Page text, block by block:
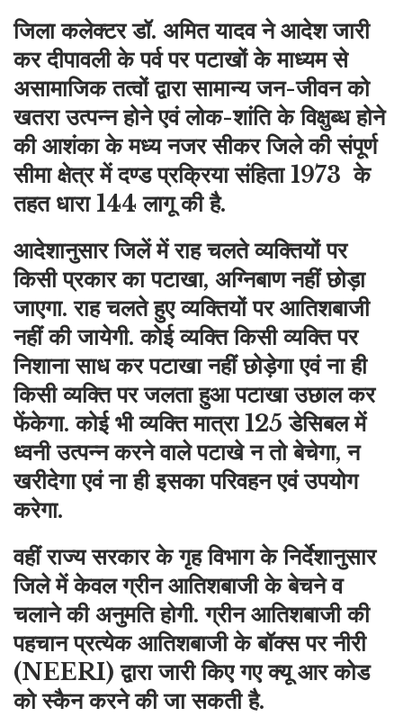
जिला कलेक्टर डॉ. अमित यादव ने आदेश जारी
कर दीपावली के पर्व पर पटाखों के माध्यम से
असामाजिक तत्वों द्वारा सामान्य जन-जीवन को
खतरा उत्पन्न होने एवं लोक-शांति के विक्षुब्ध होने
की आशंका के मध्य नजर सीकर जिले की संपूर्ण
सीमा क्षेत्र में दण्ड प्रक्रिया संहिता 1973 के
तहत धारा 144 लागू की है.
आदेशानुसार जिलें में राह चलते व्यक्तियों पर
किसी प्रकार का पटाखा, अग्निबाण नहीं छोड़ा
जाएगा. राह चलते हुए व्यक्तियों पर आतिशबाजी
नहीं की जायेगी. कोई व्यक्ति किसी व्यक्ति पर
निशाना साध कर पटाखा नहीं छोड़ेगा एवं ना ही
किसी व्यक्ति पर जलता हुआ पटाखा उछाल कर
फेंकेगा. कोई भी व्यक्ति मात्रा 125 डेसिबल में
ध्वनी उत्पन्न करने वाले पटाखे न तो बेचेगा, न
खरीदेगा एवं ना ही इसका परिवहन एवं उपयोग
करेगा.
वहीं राज्य सरकार के गृह विभाग के निर्देशानुसार
जिले में केवल ग्रीन आतिशबाजी के बेचने व
चलाने की अनुमति होगी. ग्रीन आतिशबाजी की
पहचान प्रत्येक आतिशबाजी के बॉक्स पर नीरी
(NEERI) द्वारा जारी किए गए क्यू आर कोड
को स्कैन करने की जा सकती है.